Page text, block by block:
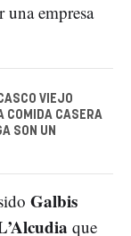
una empresa
VIEJO
COMIDA CASERA
SON UN
Galbis
que